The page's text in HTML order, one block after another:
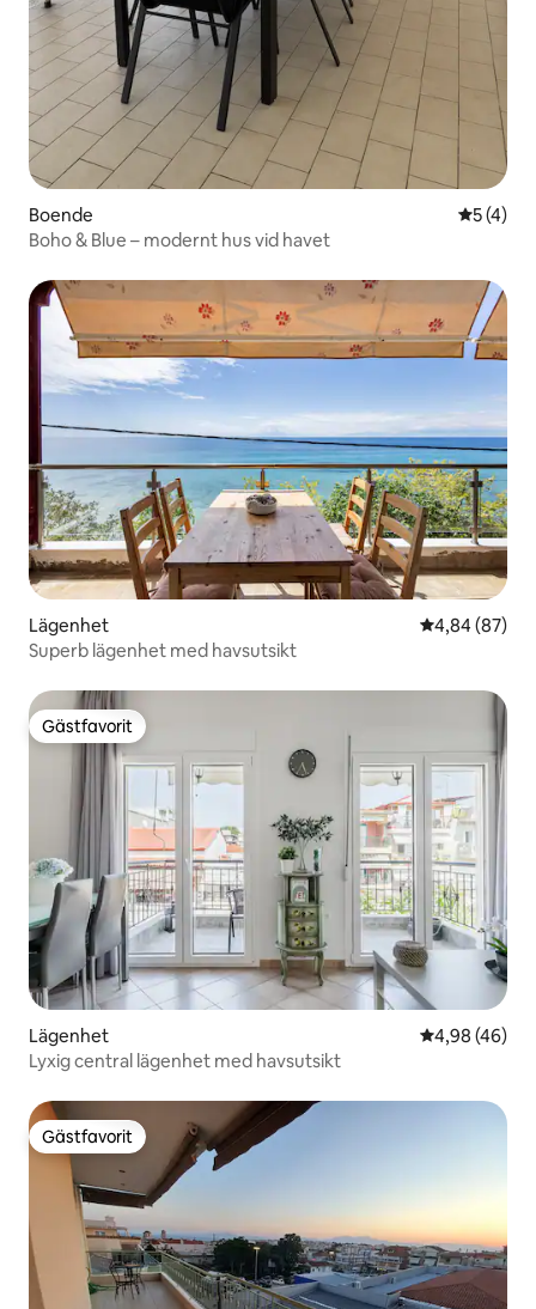
Boende 5 av 5 i
5 (4)
Boho & Blue – modernt hus vid havet
Lägenhet 4,84 av 5 i
4,84 (87)
Superb lägenhet med havsutsikt
Gästfavorit
Gästfavorit
Lägenhet 4,98 av 5 i
4,98 (46)
Lyxig central lägenhet med havsutsikt
Gästfavorit
Gästfavorit